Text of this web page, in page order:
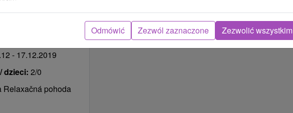
★5 Sąsiedztwo
- 17.12.2019
dzieci: 2/0
Relaxačná pohoda
Odmówić Zezwól zaznaczone Zezwolić wszystkim